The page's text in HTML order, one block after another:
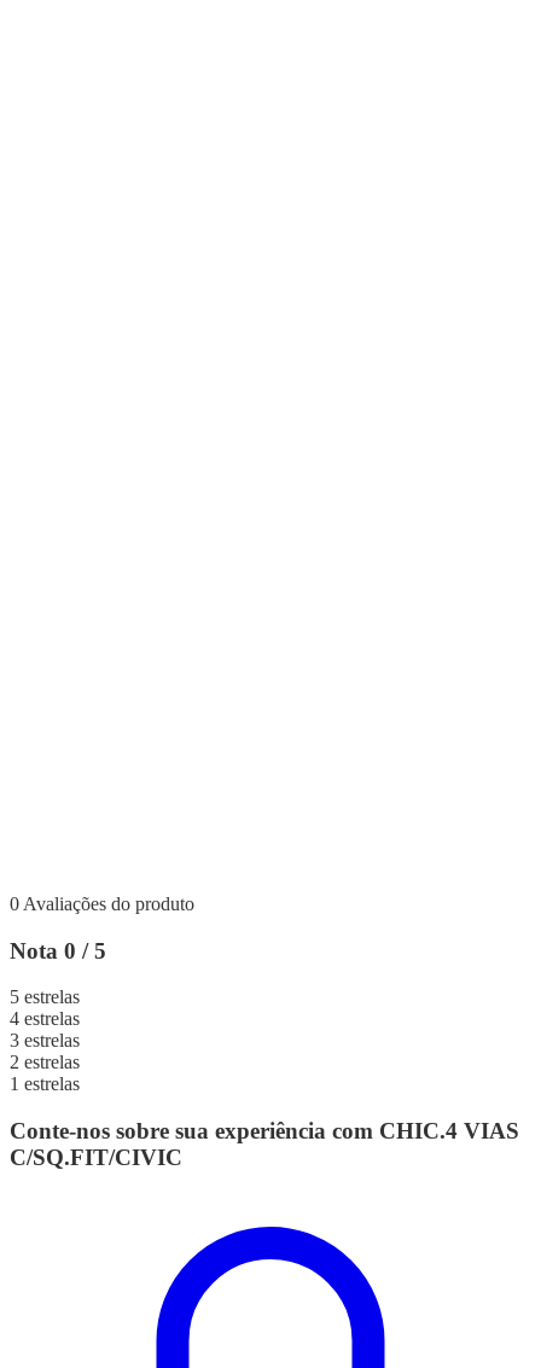
0 Avaliações do produto
Nota 0 / 5
5 estrelas
4 estrelas
3 estrelas
2 estrelas
1 estrelas
Conte-nos sobre sua experiência com CHIC.4 VIAS
C/SQ.FIT/CIVIC